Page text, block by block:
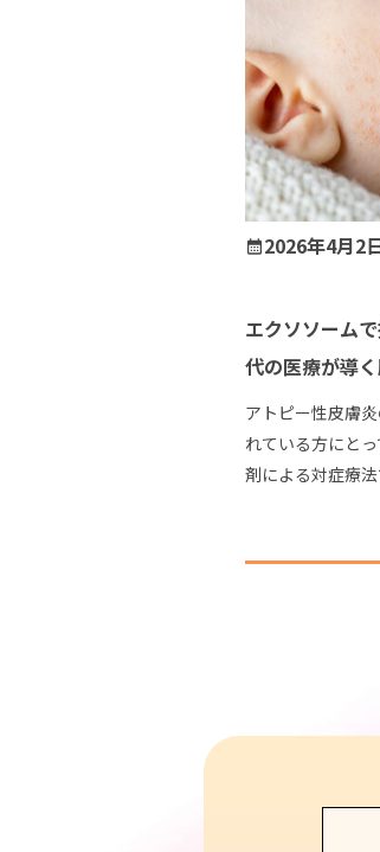
2026年4月2
エクソソーム
代の医療が導
アトピー性皮膚
れている方にと
剤による対症療
人になってから